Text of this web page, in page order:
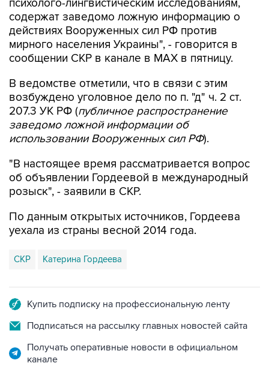
психолого-лингвистическим исследованиям,
содержат заведомо ложную информацию о
действиях Вооруженных сил РФ против
мирного населения Украины", - говорится в
сообщении СКР в канале в MAX в пятницу.
В ведомстве отметили, что в связи с этим
возбуждено уголовное дело по п. "д" ч. 2 ст.
207.3 УК РФ (публичное распространение
заведомо ложной информации об
использовании Вооруженных сил РФ).
"В настоящее время рассматривается вопрос
об объявлении Гордеевой в международный
розыск", - заявили в СКР.
По данным открытых источников, Гордеева
уехала из страны весной 2014 года.
СКР Катерина Гордеева
Купить подписку на профессиональную ленту
Подписаться на рассылку главных новостей сайта
Получать оперативные новости в официальном
канале